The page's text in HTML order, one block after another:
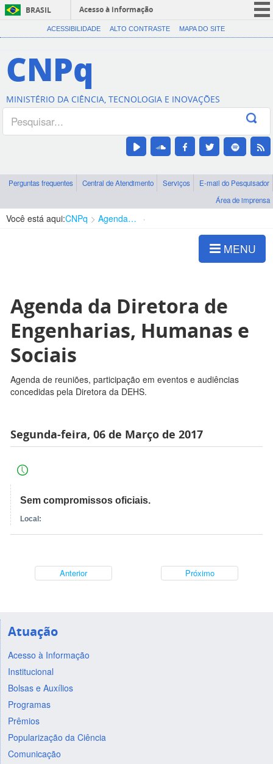
BRASIL
Acesso à informação
CORONAVÍRUS (COVID-19)
Canais
ACESSIBILIDADE ALTO CONTRASTE MAPA DO SITE
CNPq
MINISTÉRIO DA CIÊNCIA, TECNOLOGIA E INOVAÇÕES
Perguntas frequentes Central de Atendimento Serviços
E-mail do Pesquisador
Área de imprensa
Você está aqui:CNPq Agenda de autoridades
MENU
Agenda da Diretora de
Engenharias, Humanas e
Sociais
Agenda de reuniões, participação em eventos e audiências
concedidas pela Diretora da DEHS.
Segunda-feira, 06 de Março de 2017
Sem compromissos oficiais.
Local:
Anterior Próximo
Atuação
Acesso à Informação
Institucional
Bolsas e Auxílios
Programas
Prêmios
Popularização da Ciência
Comunicação